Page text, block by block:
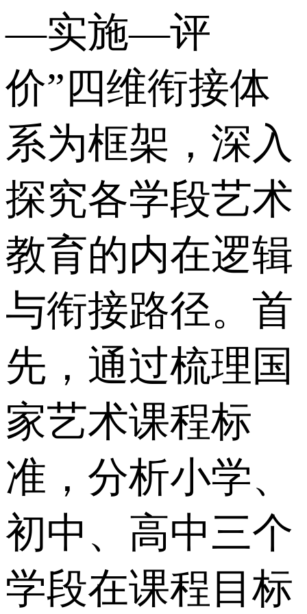
—实施—评
价”四维衔接体
系为框架，深入
探究各学段艺术
教育的内在逻辑
与衔接路径。首
先，通过梳理国
家艺术课程标
准，分析小学、
初中、高中三个
学段在课程目标